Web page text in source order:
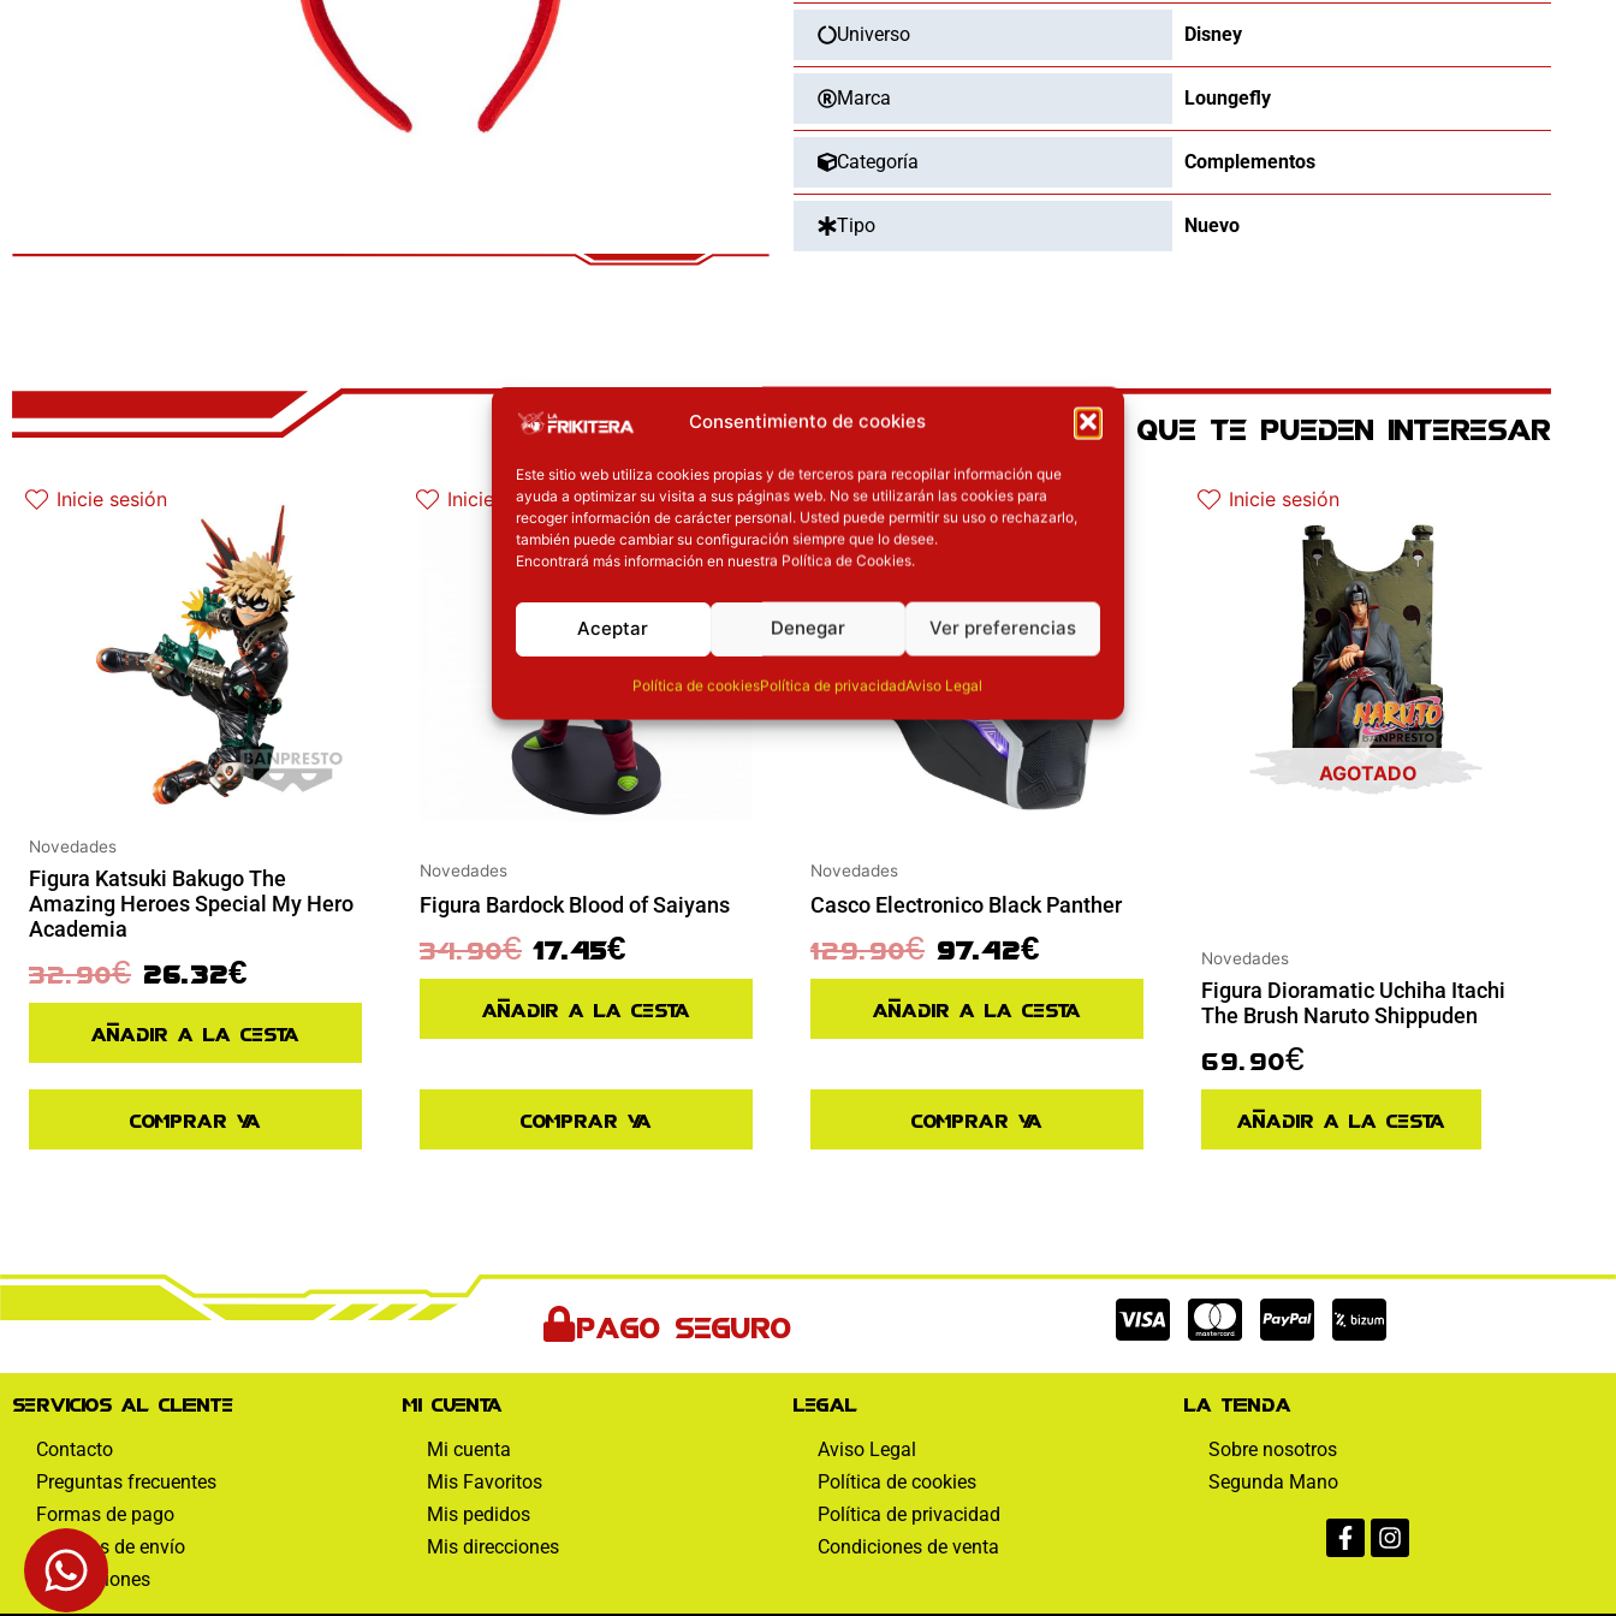
Consentimiento de cookies
Este sitio web utiliza cookies propias y de terceros para recopilar información que
ayuda a optimizar su visita a sus páginas web. No se utilizarán las cookies para
recoger información de carácter personal. Usted puede permitir su uso o rechazarlo,
también puede cambiar su configuración siempre que lo desee.
Encontrará más información en nuestra Política de Cookies.
Aceptar Denegar Ver preferencias
Política de cookiesPolítica de privacidadAviso Legal
Disney
Loungefly
cantidad
Universo Disney
Marca Loungefly
Categoría Complementos
Tipo Nuevo
OTROS PRODUCTOS QUE TE PUEDEN INTERESAR
Inicie sesión
Novedades
Figura Katsuki Bakugo The
Amazing Heroes Special My Hero
Academia
32.90€ 26.32€
Añadir a la cesta
Comprar ya
Inicie sesión
Novedades
Figura Bardock Blood of Saiyans
34.90€
El precio original era: 34.90€.
17.45€
El precio actual es: 17.45€.
Añadir a la cesta
Comprar ya
Inicie sesión
Novedades
Casco Electronico Black Panther
129.90€
El precio original era: 129.90€.
97.42€
El precio actual es: 97.42€.
Añadir a la cesta
Comprar ya
Inicie sesión
AGOTADO
Novedades
Figura Dioramatic Uchiha Itachi
The Brush Naruto Shippuden
69.90€
Añadir a la cesta
Pago seguro
Cc-
visa
Cc-
mastercard
Cc-
paypal
Servicios al cliente
Contacto
Preguntas frecuentes
Formas de pago
Políticas de envío
Devoluciones
Mi cuenta
Mi cuenta
Mis Favoritos
Mis pedidos
Mis direcciones
Legal
Aviso Legal
Política de cookies
Política de privacidad
Condiciones de venta
La tienda
Sobre nosotros
Segunda Mano
f